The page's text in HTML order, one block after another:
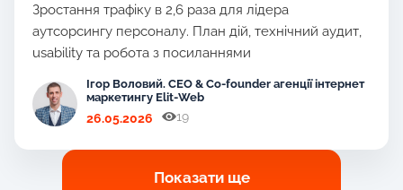
Зростання трафіку в 2,6 раза для лідера
аутсорсингу персоналу. План дій, технічний аудит,
usability та робота з посиланнями
Ігор Воловий. CEO & Co-founder агенції інтернет
маркетингу Elit-Web
26.05.2026 19
Показати ще